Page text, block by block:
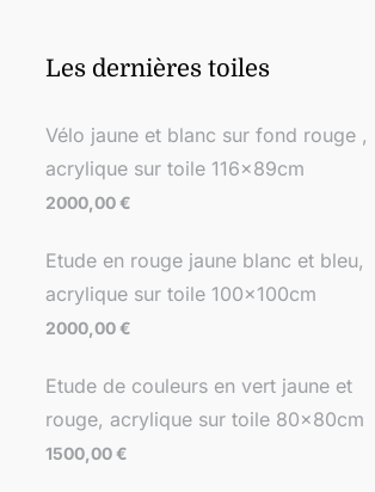
Les dernières toiles
Vélo jaune et blanc sur fond rouge ,
acrylique sur toile 116x89cm
2000,00€
Etude en rouge jaune blanc et bleu,
acrylique sur toile 100x100cm
2000,00€
Etude de couleurs en vert jaune et
rouge, acrylique sur toile 80x80cm
1500,00€